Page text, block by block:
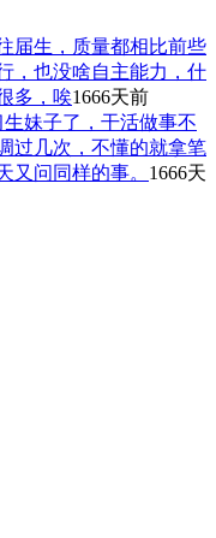
届生，质量都相比前些
，也没啥自主能力，什
多，唉1666天前
妹子了，干活做事不
过几次，不懂的就拿笔
又问同样的事。 1666天